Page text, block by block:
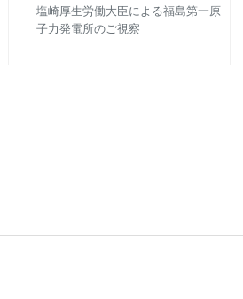
塩崎厚生労働大臣による福島第一原
子力発電所のご視察